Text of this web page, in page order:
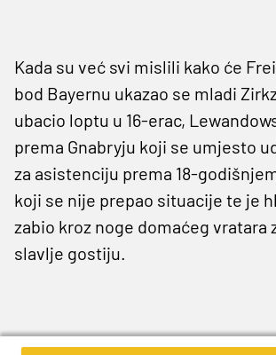
Kada su već svi mislili kako će
bod Bayernu ukazao se mladi
ubacio loptu u 16-erac,
prema Gnabryju koji se umjesto
za asistenciju prema 18-
koji se nije prepao situacije te je
zabio kroz noge domaćeg vratara
slavlje gostiju.